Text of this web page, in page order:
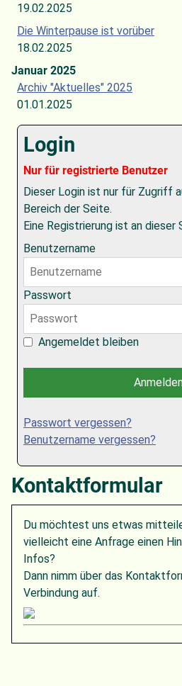
19.02.2025
Die Winterpause ist vorüber
18.02.2025
Januar 2025
Archiv "Aktuelles" 2025
01.01.2025
Login
Nur für registrierte Benutzer
Dieser Login ist nur für Zugriff
Bereich der Seite.
Eine Registrierung ist an
Benutzername
Passwort
Angemeldet bleiben
Passwort vergessen?
Benutzername vergessen?
Kontaktformular
Du möchtest uns etwas
vielleicht eine Anfrage einen
Infos?
Dann nimm über das
Verbindung auf.